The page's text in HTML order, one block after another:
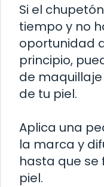
Si el
tiempo y no
oportunidad
principio,
de
de tu piel.
Aplica una
la marca y
hasta que se
piel.